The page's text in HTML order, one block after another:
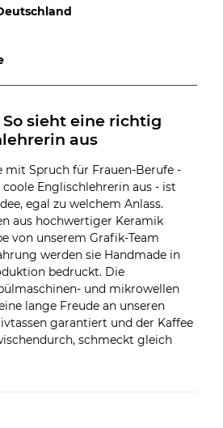
So sieht eine richtig
aus
mit Spruch für Frauen-Berufe -
Englischlehrerin aus - ist
egal zu welchem Anlass.
aus hochwertiger Keramik
von unserem Grafik-Team
werden sie Handmade in
bedruckt. Die
und mikrowellen
lange Freude an unseren
garantiert und der Kaffee
schmeckt gleich